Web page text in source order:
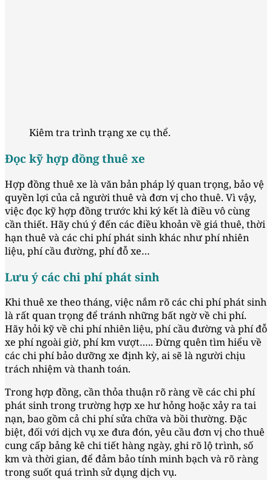
Kiêm tra trình trạng xe cụ thể.
Đọc kỹ hợp đồng thuê xe
Hợp đồng thuê xe là văn bản pháp lý quan trọng, bảo vệ
quyền lợi của cả người thuê và đơn vị cho thuê. Vì vậy,
việc đọc kỹ hợp đồng trước khi ký kết là điều vô cùng
cần thiết. Hãy chú ý đến các điều khoản về giá thuê, thời
hạn thuê và các chi phí phát sinh khác như phí nhiên
liệu, phí cầu đường, phí đỗ xe…
Lưu ý các chi phí phát sinh
Khi thuê xe theo tháng, việc nắm rõ các chi phí phát sinh
là rất quan trọng để tránh những bất ngờ về chi phí.
Hãy hỏi kỹ về chi phí nhiên liệu, phí cầu đường và phí đỗ
xe phí ngoài giờ, phí km vượt….. Đừng quên tìm hiểu về
các chi phí bảo dưỡng xe định kỳ, ai sẽ là người chịu
trách nhiệm và thanh toán.
Trong hợp đồng, cần thỏa thuận rõ ràng về các chi phí
phát sinh trong trường hợp xe hư hỏng hoặc xảy ra tai
nạn, bao gồm cả chi phí sửa chữa và bồi thường. Đặc
biệt, đối với dịch vụ xe đưa đón, yêu cầu đơn vị cho thuê
cung cấp bảng kê chi tiết hàng ngày, ghi rõ lộ trình, số
km và thời gian, để đảm bảo tính minh bạch và rõ ràng
trong suốt quá trình sử dụng dịch vụ.